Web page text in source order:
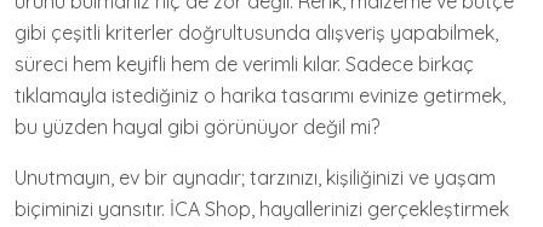
gibi çeşitli kriterler doğrultusunda alışveriş yapabilmek,
süreci hem keyifli hem de verimli kılar. Sadece birkaç
tıklamayla istediğiniz o harika tasarımı evinize getirmek,
bu yüzden hayal gibi görünüyor değil mi?
Unutmayın, ev bir aynadır; tarzınızı, kişiliğinizi ve yaşam
biçiminizi yansıtır. İCA Shop, hayallerinizi gerçekleştirmek